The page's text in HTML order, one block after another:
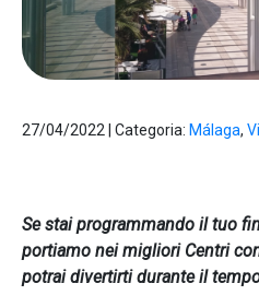
27/04/2022 Categoria: Málaga,
Se stai programmando il tuo
portiamo nei migliori Centri
potrai divertirti durante il